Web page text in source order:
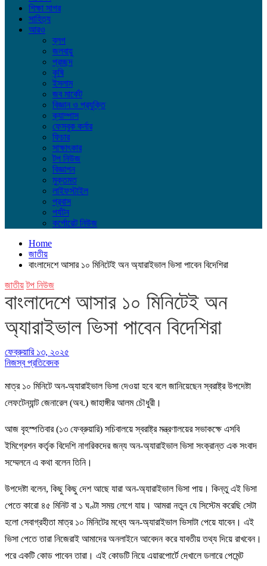
শিক্ষা সাগর
সাহিত্য
আরও
ব্লগ
জলবায়ু
প্রচ্ছদ
কৃষি
ইসলাম
জব মার্কেট
বিজ্ঞান ও প্রযুক্তি
ক্যাম্পাস
ফেসবুক কর্নার
ফিচার
সাক্ষাৎকার
টপ নিউজ
বিজ্ঞাপন
মুক্তমত
লাইফস্টাইল
প্রবাস
পর্যটন
কর্পোরেট নিউজ
Home
জাতীয়
বাংলাদেশে আসার ১০ মিনিটেই অন অ্যারাইভাল ভিসা পাবেন বিদেশিরা
জাতীয় টপ নিউজ
বাংলাদেশে আসার ১০ মিনিটেই অন
অ্যারাইভাল ভিসা পাবেন বিদেশিরা
ফেব্রুয়ারি ১৩, ২০২৫
নিজস্ব প্রতিবেদক
মাত্র ১০ মিনিটে অন-অ্যারাইভাল ভিসা দেওয়া হবে বলে জানিয়েছেন স্বরাষ্ট্র উপদেষ্টা
লেফটেন্যান্ট জেনারেল (অব.) জাহাঙ্গীর আলম চৌধুরী।
আজ বৃহস্পতিবার (১৩ ফেব্রুয়ারি) সচিবালয়ে স্বরাষ্ট্র মন্ত্রণালয়ের সভাকক্ষে এসবি
ইমিগ্রেশন কর্তৃক বিদেশি নাগরিকদের জন্য অন-অ্যারাইভাল ভিসা সংক্রান্ত এক সংবাদ
সম্মেলনে এ কথা বলেন তিনি।
উপদেষ্টা বলেন, কিছু কিছু দেশ আছে যারা অন-অ্যারাইভাল ভিসা পায়। কিন্তু এই ভিসা
পেতে কারো ৪৫ মিনিট বা ১ ঘণ্টা সময় লেগে যায়। আমরা নতুন যে সিস্টেম করেছি সেটা
হলো সেবাগ্রহীতা মাত্র ১০ মিনিটের মধ্যে অন-অ্যারাইভাল ভিসাটা পেয়ে যাবেন। এই
ভিসা পেতে তারা নিজেরাই আমাদের অনলাইনে আবেদন করে যাবতীয় তথ্য দিয়ে রাখবেন।
পরে একটি কোড পাবেন তারা। এই কোডটি নিয়ে এয়ারপোর্টে দেখালে ডলারে পেমেন্ট